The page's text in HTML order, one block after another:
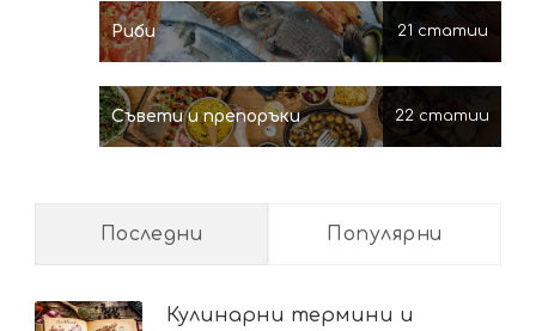
Риби 21 статии
Съвети и препоръки 22 статии
Последни Популярни
Кулинарни термини и